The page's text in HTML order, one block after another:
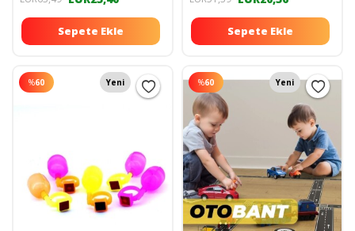
Sepete Ekle Sepete Ekle
%60 Yeni %60 Yeni